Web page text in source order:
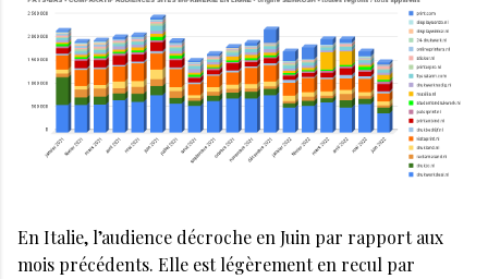
En Italie, l’audience décroche en Juin par rapport aux
mois précédents. Elle est légèrement en recul par